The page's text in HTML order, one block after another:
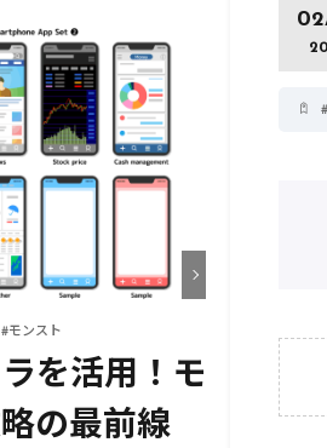
#モンスト
を活用！モ
の最前線
モン
つ！
#